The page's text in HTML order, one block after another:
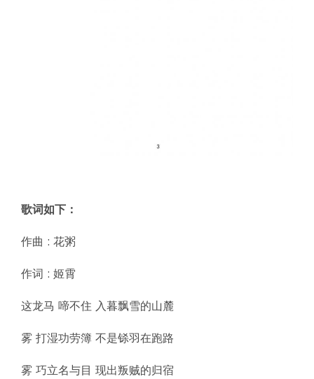
歌词如下：
作曲 : 花粥
作词 : 姬霄
这龙马 啼不住 入暮飘雪的山麓
雾 打湿功劳簿 不是铩羽在跑路
雾 巧立名与目 现出叛贼的归宿